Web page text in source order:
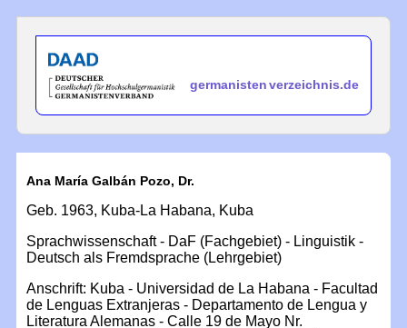
germanistenverzeichnis.de
Ana María Galbán Pozo, Dr.
Geb. 1963, Kuba-La Habana, Kuba
Sprachwissenschaft - DaF (Fachgebiet) - Linguistik -
Deutsch als Fremdsprache (Lehrgebiet)
Anschrift: Kuba - Universidad de La Habana - Facultad
de Lenguas Extranjeras - Departamento de Lengua y
Literatura Alemanas - Calle 19 de Mayo Nr.